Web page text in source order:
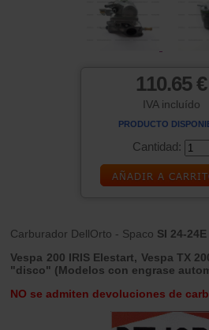
110.65 €
IVA incluído
PRODUCTO
Cantidad:
Carburador DellOrto - Spaco SI 24-24E
Vespa 200 IRIS Elestart, Vespa TX
"disco" (Modelos con engrase
NO se admiten devoluciones de